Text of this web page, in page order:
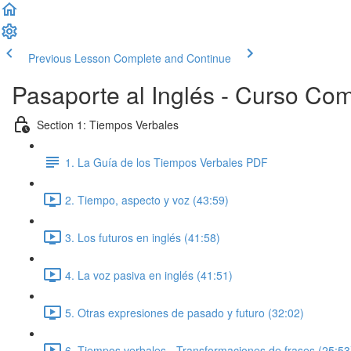
Previous Lesson Complete and Continue
Pasaporte al Inglés - Curso
Section 1: Tiempos Verbales
1. La Guía de los Tiempos Verbales PDF
2. Tiempo, aspecto y voz (43:59)
3. Los futuros en inglés (41:58)
4. La voz pasiva en inglés (41:51)
5. Otras expresiones de pasado y futuro (32:02)